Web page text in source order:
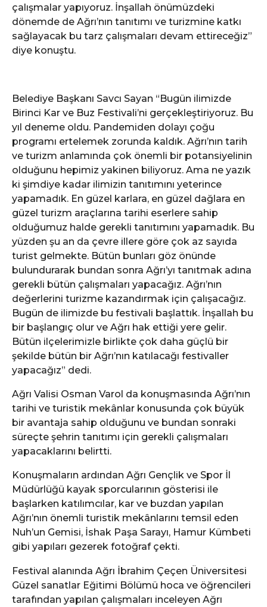
çalışmalar yapıyoruz. İnşallah önümüzdeki
dönemde de Ağrı’nın tanıtımı ve turizmine katkı
sağlayacak bu tarz çalışmaları devam ettireceğiz”
diye konuştu.
Belediye Başkanı Savcı Sayan “Bugün ilimizde
Birinci Kar ve Buz Festivali’ni gerçekleştiriyoruz. Bu
yıl deneme oldu. Pandemiden dolayı çoğu
programı ertelemek zorunda kaldık. Ağrı’nın tarih
ve turizm anlamında çok önemli bir potansiyelinin
olduğunu hepimiz yakinen biliyoruz. Ama ne yazık
ki şimdiye kadar ilimizin tanıtımını yeterince
yapamadık. En güzel karlara, en güzel dağlara en
güzel turizm araçlarına tarihi eserlere sahip
olduğumuz halde gerekli tanıtımını yapamadık. Bu
yüzden şu an da çevre illere göre çok az sayıda
turist gelmekte. Bütün bunları göz önünde
bulundurarak bundan sonra Ağrı’yı tanıtmak adına
gerekli bütün çalışmaları yapacağız. Ağrı’nın
değerlerini turizme kazandırmak için çalışacağız.
Bugün de ilimizde bu festivali başlattık. İnşallah bu
bir başlangıç olur ve Ağrı hak ettiği yere gelir.
Bütün ilçelerimizle birlikte çok daha güçlü bir
şekilde bütün bir Ağrı’nın katılacağı festivaller
yapacağız” dedi.
Ağrı Valisi Osman Varol da konuşmasında Ağrı’nın
tarihi ve turistik mekânlar konusunda çok büyük
bir avantaja sahip olduğunu ve bundan sonraki
süreçte şehrin tanıtımı için gerekli çalışmaları
yapacaklarını belirtti.
Konuşmaların ardından Ağrı Gençlik ve Spor İl
Müdürlüğü kayak sporcularının gösterisi ile
başlarken katılımcılar, kar ve buzdan yapılan
Ağrı’nın önemli turistik mekânlarını temsil eden
Nuh’un Gemisi, İshak Paşa Sarayı, Hamur Kümbeti
gibi yapıları gezerek fotoğraf çekti.
Festival alanında Ağrı İbrahim Çeçen Üniversitesi
Güzel sanatlar Eğitimi Bölümü hoca ve öğrencileri
tarafından yapılan çalışmaları inceleyen Ağrı